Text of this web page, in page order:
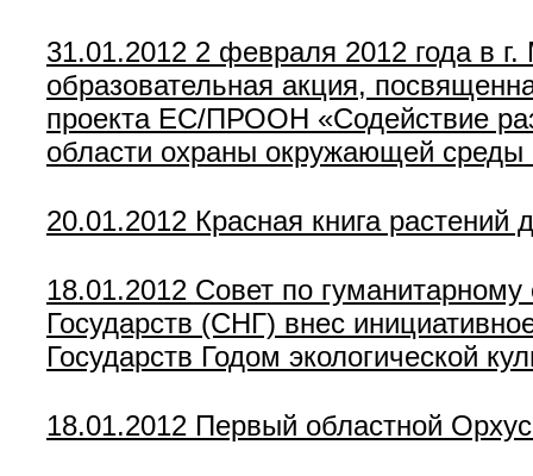
31.01.2012 2 февраля 2012 года в
образовательная акция,
проекта ЕС/ПРООН «Содействие
области охраны окружающей среды
20.01.2012 Красная книга
18.01.2012 Совет по гуманитарному
Государств (СНГ) внес
Государств Годом экологической
18.01.2012 Первый областной